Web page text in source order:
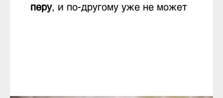
перу, и по-другому уже не может